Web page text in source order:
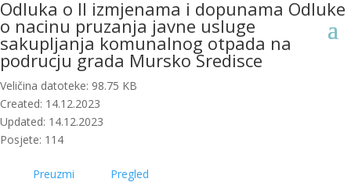
Odluka o II izmjenama i dopunama Odluke
o nacinu pruzanja javne usluge
sakupljanja komunalnog otpada na
podrucju grada Mursko Sredisce
Veličina datoteke: 98.75 KB
Created: 14.12.2023
Updated: 14.12.2023
Posjete: 114
Preuzmi Pregled